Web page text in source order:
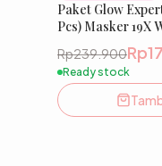
Paket Glow
Pcs) Masker 19X
Niacinamide,
Rp239.900
Ready stock